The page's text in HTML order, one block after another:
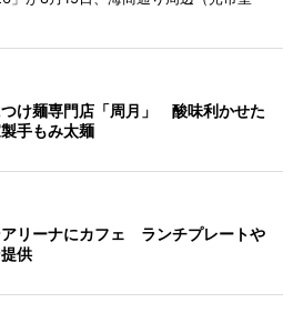
け麺専門店「周月」 酸味利かせた
手もみ太麺
リーナにカフェ ランチプレートや
供